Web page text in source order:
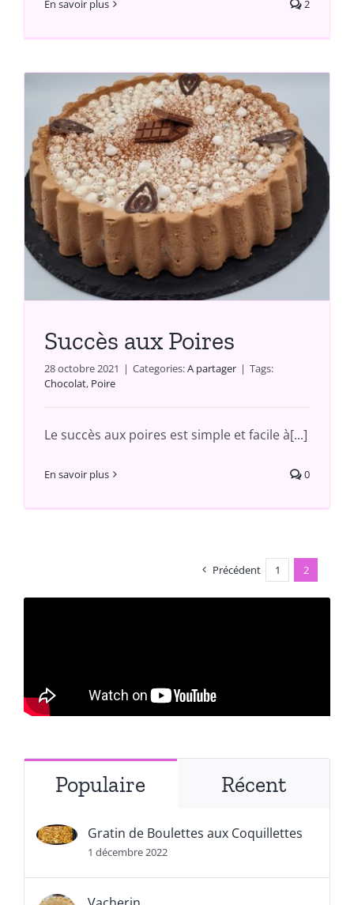
En savoir plus 2
Succès aux Poires
28 octobre 2021 | Categories:A partager | Tags:
Chocolat, Poire
Le succès aux poires est simple et facile à[...]
En savoir plus 0
Précédent 1 2
Populaire Récent
Gratin de Boulettes aux Coquillettes
1 décembre 2022